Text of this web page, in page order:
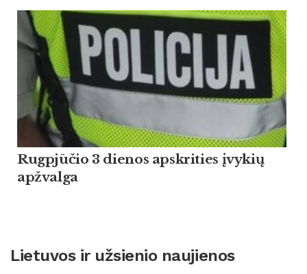
Rugpjūčio 3 dienos apskrities įvykių
apžvalga
Lietuvos ir užsienio naujienos